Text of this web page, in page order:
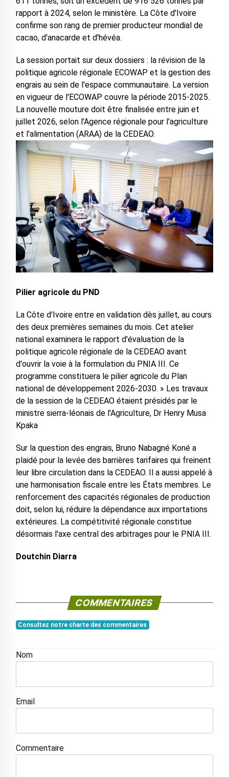
rapport à 2024, selon le ministère. La Côte d'Ivoire
confirme son rang de premier producteur mondial de
cacao, d'anacarde et d'hévéa.
La session portait sur deux dossiers : la révision de la
politique agricole régionale ECOWAP et la gestion des
engrais au sein de l'espace communautaire. La version
en vigueur de l'ECOWAP couvre la période 2015-2025.
La nouvelle mouture doit être finalisée entre juin et
juillet 2026, selon l'Agence régionale pour l'agriculture
et l'alimentation (ARAA) de la CEDEAO.
Pilier agricole du PND
La Côte d'Ivoire entre en validation dès juillet, au cours
des deux premières semaines du mois. Cet atelier
national examinera le rapport d'évaluation de la
politique agricole régionale de la CEDEAO avant
d'ouvrir la voie à la formulation du PNIA III. Ce
programme constituera le pilier agricole du Plan
national de développement 2026-2030. » Les travaux
de la session de la CEDEAO étaient présidés par le
ministre sierra-léonais de l'Agriculture, Dr Henry Musa
Kpaka
Sur la question des engrais, Bruno Nabagné Koné a
plaidé pour la levée des barrières tarifaires qui freinent
leur libre circulation dans la CEDEAO. Il a aussi appelé à
une harmonisation fiscale entre les États membres. Le
renforcement des capacités régionales de production
doit, selon lui, réduire la dépendance aux importations
extérieures. La compétitivité régionale constitue
désormais l'axe central des arbitrages pour le PNIA III.
Doutchin Diarra
COMMENTAIRES
Consultez notre charte des commentaires
Nom
Email
Commentaire